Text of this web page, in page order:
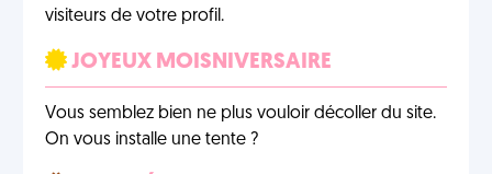
visiteurs de votre profil.
JOYEUX MOISNIVERSAIRE
Vous semblez bien ne plus vouloir décoller du site.
On vous installe une tente ?